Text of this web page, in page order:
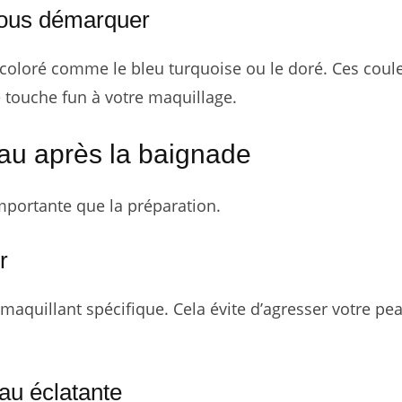
démarquer
comme le bleu turquoise ou le doré. Ces
fun à votre maquillage.
après la baignade
que la préparation.
spécifique. Cela évite d’agresser votre
éclatante